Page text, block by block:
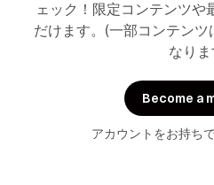
ェック！限定コンテンツや
だけます。(一部コンテン
なりま
Become a
アカウントをお持ち